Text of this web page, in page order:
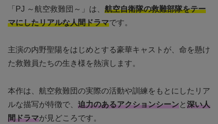
「PJ ～航空救難団～」は、 航空自衛隊の救難部隊をテー
マにしたリアルな人間ドラマです。
主演の内野聖陽をはじめとする豪華キャストが、命を懸け
た救難員たちの生き様を熱演します。
本作は、航空救難団の実際の活動や訓練をもとにしたリア
ルな描写が特徴で、 迫力のあるアクションシーンと 深い人
間ドラマが見どころです。